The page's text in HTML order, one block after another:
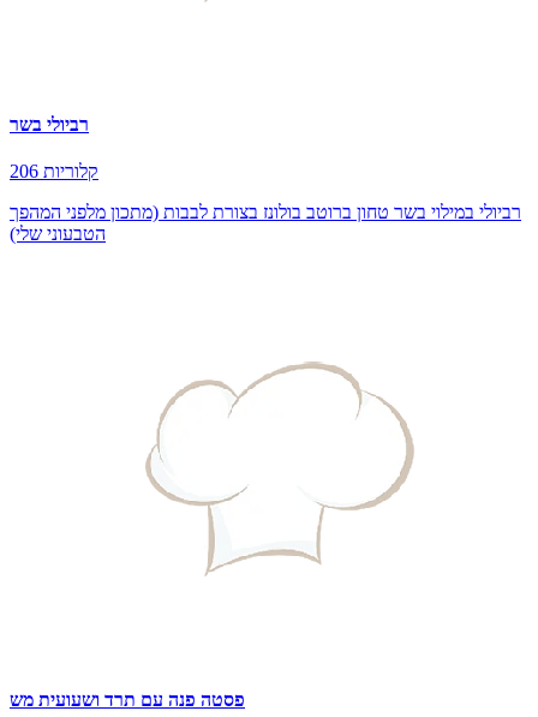
רביולי בשר
206 קלוריות
רביולי במילוי בשר טחון ברוטב בולונז בצורת לבבות (מתכון מלפני המהפך
הטבעוני שלי)
פסטה פנה עם תרד ושעועית מש